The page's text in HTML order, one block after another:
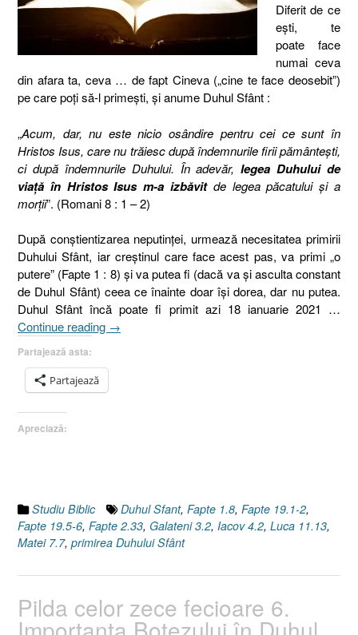
Diferit de ce
eşti, te
poate face
numai ceva
din afara ta, ceva … de fapt Cineva („cine te face deosebit”)
pe care poţi să-l primeşti, şi anume Duhul Sfânt :
„Acum, dar, nu este nicio osândire pentru cei ce sunt în
Hristos Isus, care nu trăiesc după îndemnurile firii pământeşti,
ci după îndemnurile Duhului. În adevăr,legea Duhului de
viaţă în Hristos Isus m-a izbăvitde legea păcatului şi a
morţii”. (Romani 8 : 1 – 2)
După conştientizarea neputinţei, urmează necesitatea primirii
Duhului Sfânt, iar creştinul care face acest pas, va primi „o
putere” (Fapte 1 : 8) şi va putea fi (dacă va şi asculta constant
de Duhul Sfânt) ceea ce înainte doar îşi dorea, dar nu putea.
Duhul Sfânt încă poate fi primit azi 18 ianuarie 2021 …
Continue reading „Omul
el
Sfânt
[Fapte
19.1-
→
Partajează asta:
Partajează
Apreciază:
Studiu Biblic Duhul Sfant, Fapte 1.8, Fapte 19.1-2,
Fapte 19.5-6, Fapte 2.33, Galateni 3.2, Iacov 4.2, Luca 11.13,
Matei 7.7, primirea Duhului Sfânt
Pilda celor zece fecioare 6.